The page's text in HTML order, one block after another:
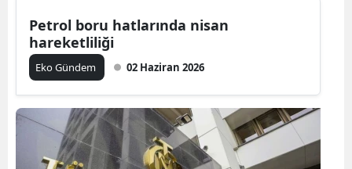
Petrol boru hatlarında nisan
hareketliliği
Eko Gündem 02 Haziran 2026